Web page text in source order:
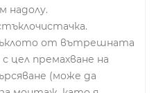
надолу.
от вътрешната
цел премахване на
(може да